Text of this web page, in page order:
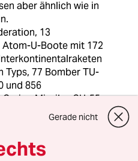
aber ähnlich wie in
13
U-Boote mit 172
Typs, 77 Bomber TU-
und 856
Missiles CH-55
Kosten der
sind wie in
spielen in
Gerade nicht